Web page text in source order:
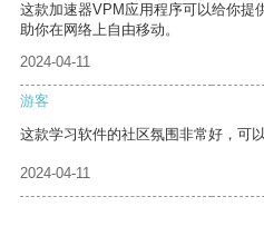
这款加速器VPM应用程序可以给你提
助你在网络上自由移动。
2024-04-11
游客
这款学习软件的社区氛围非常好，可
2024-04-11